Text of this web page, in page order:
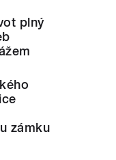
plný
zámku